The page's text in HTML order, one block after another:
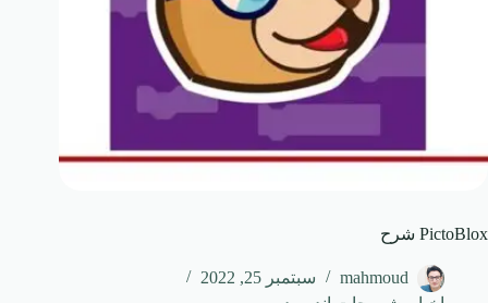
PictoBlox شرح
mahmoud
سبتمبر 25, 2022